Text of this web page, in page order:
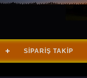
SIPARIŞ TAKIP